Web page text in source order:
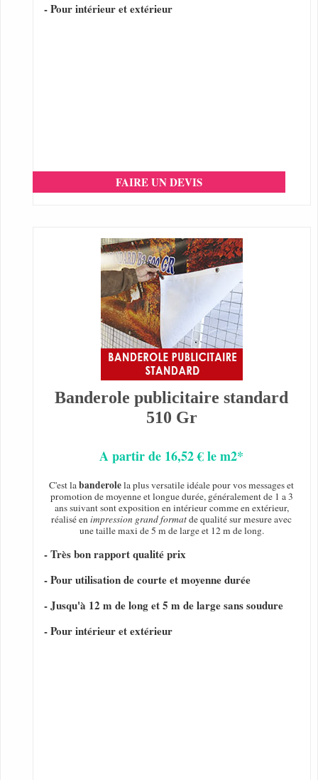
- Pour intérieur et extérieur
FAIRE UN DEVIS
Banderole publicitaire standard
510 Gr
A partir de 16,52 € le m2*
C'est labanderolela plus versatile idéale pour vos messages et
promotion de moyenne et longue durée, généralement de 1 a 3
ans suivant sont exposition en intérieur comme en extérieur,
réalisé enimpression grand formatde qualité sur mesure avec
une taille maxi de 5 m de large et 12 m de long.
- Très bon rapport qualité prix
- Pour utilisation de courte et moyenne durée
- Jusqu'à 12 m de long et 5 m de large sans soudure
- Pour intérieur et extérieur